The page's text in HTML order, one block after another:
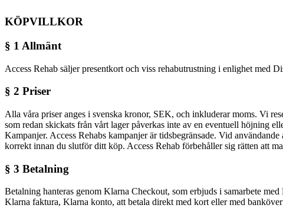
KÖPVILLKOR
§ 1 Allmänt
Access Rehab säljer presentkort och viss rehabutrustning i enlighet med
§ 2 Priser
Alla våra priser anges i svenska kronor, SEK, och inkluderar moms. Vi
som redan skickats från vårt lager påverkas inte av en eventuell höjning
Kampanjer. Access Rehabs kampanjer är tidsbegränsade. Vid
korrekt innan du slutför ditt köp. Access Rehab förbehåller sig rätten att
§ 3 Betalning
Betalning hanteras genom Klarna Checkout, som erbjuds i samarbete
Klarna faktura, Klarna konto, att betala direkt med kort eller med